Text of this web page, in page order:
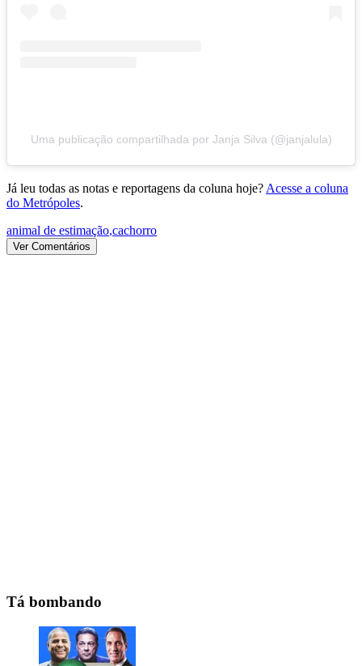
Uma publicação compartilhada por Janja Silva (@janjalula)
Já leu todas as notas e reportagens da coluna hoje? Acesse a coluna
do Metrópoles.
animal de estimação,cachorro
Ver Comentários
Tá bombando